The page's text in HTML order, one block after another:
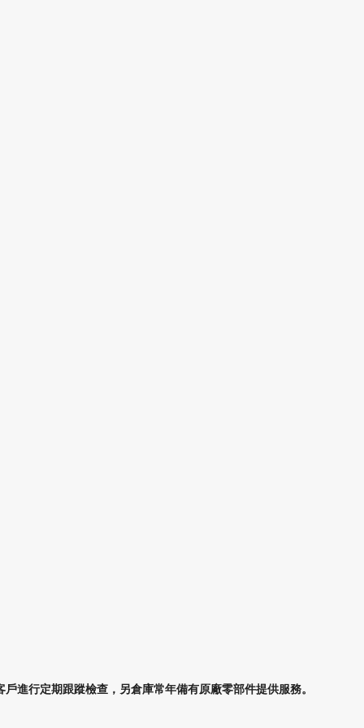
進行定期跟蹤檢查，另倉庫常年備有原廠零部件提供服務。